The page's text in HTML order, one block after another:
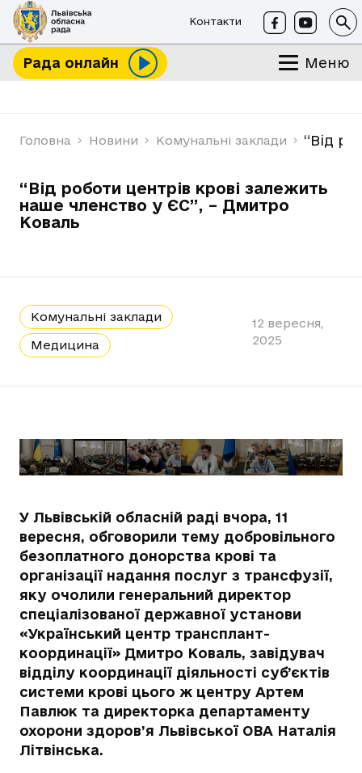
Контакти
Рада онлайн Меню
Головна Новини Комунальні заклади “Від
“Від роботи центрів крові залежить
наше членство у ЄС”, – Дмитро
Коваль
Комунальні заклади
Медицина
12 вересня,
2025
У Львівській обласній раді вчора, 11
вересня, обговорили тему добровільного
безоплатного донорства крові та
організації надання послуг з трансфузії,
яку очолили генеральний директор
спеціалізованої державної установи
«Український центр трансплант-
координації» Дмитро Коваль, завідувач
відділу координації діяльності суб’єктів
системи крові цього ж центру Артем
Павлюк та директорка департаменту
охорони здоров’я Львівської ОВА Наталія
Літвінська.